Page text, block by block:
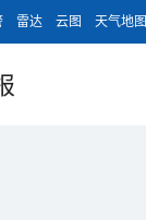
雷达 云图 天气地图